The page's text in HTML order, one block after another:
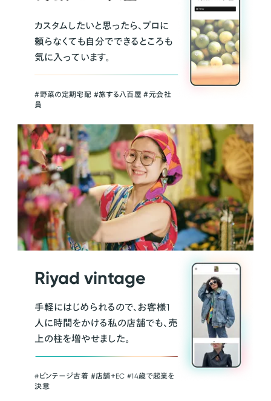
カスタムしたいと思ったら、プロに
頼らなくても自分でできるところも
気に入っています。
＃野菜の定期宅配 ＃旅する八百屋 ＃元会社
員
Riyad vintage
手軽にはじめられるので、お客様1
人に時間をかける私の店舗でも、売
上の柱を増やせました。
#ビンテージ古着 ＃店舗＋EC #14歳で起業を
決意